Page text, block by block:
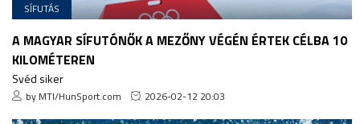
SÍFUTÁS
A MAGYAR SÍFUTÓNŐK A MEZŐNY VÉGÉN ÉRTEK CÉLBA 10
KILOMÉTEREN
Svéd siker
by MTI/HunSport.com 2026-02-12 20:03